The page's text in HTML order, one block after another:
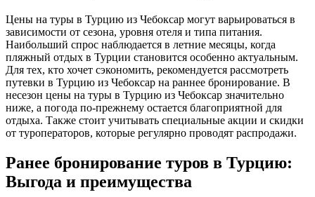
Цены на туры в Турцию из Чебоксар могут варьироваться в
зависимости от сезона, уровня отеля и типа питания.
Наибольший спрос наблюдается в летние месяцы, когда
пляжный отдых в Турции становится особенно актуальным.
Для тех, кто хочет сэкономить, рекомендуется рассмотреть
путевки в Турцию из Чебоксар на раннее бронирование. В
несезон цены на туры в Турцию из Чебоксар значительно
ниже, а погода по-прежнему остается благоприятной для
отдыха. Также стоит учитывать специальные акции и скидки
от туроператоров, которые регулярно проводят распродажи.
Ранее бронирование туров в Турцию:
Выгода и преимущества